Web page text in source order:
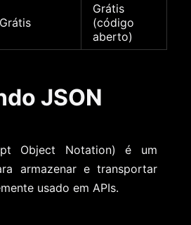
Grátis
Grátis
(código
aberto)
JSON
Object Notation) é um
armazenar e transportar
usado em APIs.